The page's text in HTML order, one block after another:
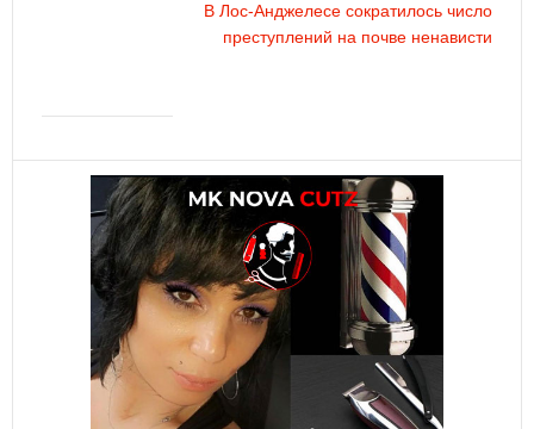
В Лос-Анджелесе сократилось число
преступлений на почве ненависти